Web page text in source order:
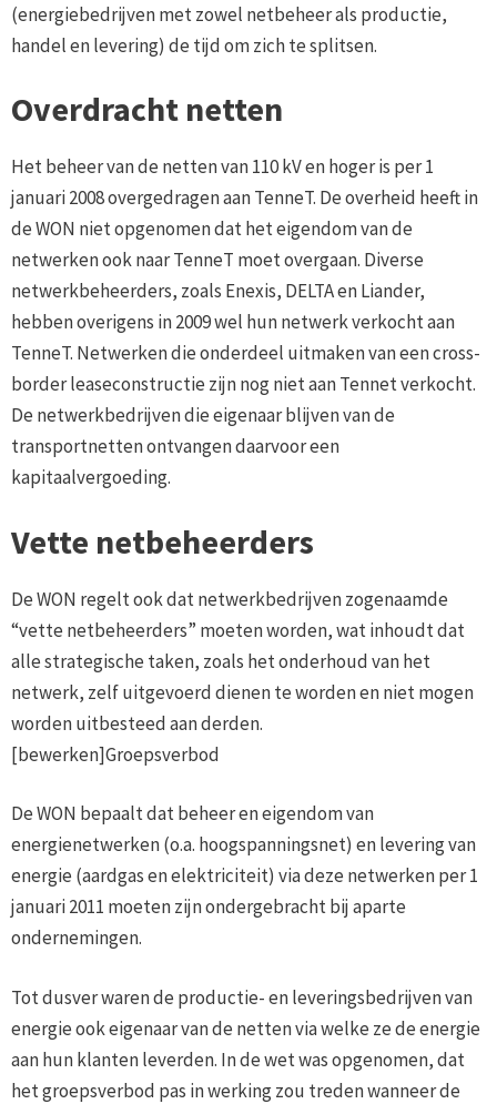
(energiebedrijven met zowel netbeheer als productie,
handel en levering) de tijd om zich te splitsen.
Overdracht netten
Het beheer van de netten van 110 kV en hoger is per 1
januari 2008 overgedragen aan TenneT. De overheid heeft in
de WON niet opgenomen dat het eigendom van de
netwerken ook naar TenneT moet overgaan. Diverse
netwerkbeheerders, zoals Enexis, DELTA en Liander,
hebben overigens in 2009 wel hun netwerk verkocht aan
TenneT. Netwerken die onderdeel uitmaken van een cross-
border leaseconstructie zijn nog niet aan Tennet verkocht.
De netwerkbedrijven die eigenaar blijven van de
transportnetten ontvangen daarvoor een
kapitaalvergoeding.
Vette netbeheerders
De WON regelt ook dat netwerkbedrijven zogenaamde
“vette netbeheerders” moeten worden, wat inhoudt dat
alle strategische taken, zoals het onderhoud van het
netwerk, zelf uitgevoerd dienen te worden en niet mogen
worden uitbesteed aan derden.
[bewerken]Groepsverbod
De WON bepaalt dat beheer en eigendom van
energienetwerken (o.a. hoogspanningsnet) en levering van
energie (aardgas en elektriciteit) via deze netwerken per 1
januari 2011 moeten zijn ondergebracht bij aparte
ondernemingen.
Tot dusver waren de productie- en leveringsbedrijven van
energie ook eigenaar van de netten via welke ze de energie
aan hun klanten leverden. In de wet was opgenomen, dat
het groepsverbod pas in werking zou treden wanneer de